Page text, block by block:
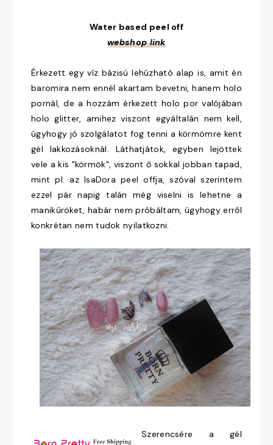
Water based peel off
webshop link
Érkezett egy víz bázisú lehúzható alap is, amit én
baromira nem ennél akartam bevetni, hanem holo
pornál, de a hozzám érkezett holo por valójában
holo glitter, amihez viszont egyáltalán nem kell,
úgyhogy jó szolgálatot fog tenni a körmömre kent
gél lakkozásoknál. Láthatjátok, egyben lejöttek
vele a kis "körmök", viszont ő sokkal jobban tapad,
mint pl. az IsaDora peel offja, szóval szerintem
ezzel pár napig talán még viselni is lehetne a
manikűröket, habár nem próbáltam, úgyhogy erről
konkrétan nem tudok nyilatkozni.
Szerencsére a gél